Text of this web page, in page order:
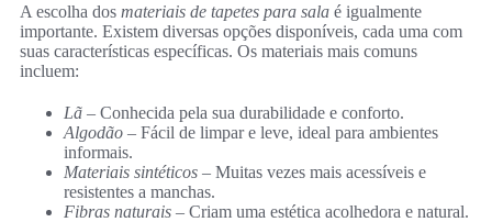
A escolha dos materiais de tapetes para sala é igualmente
importante. Existem diversas opções disponíveis, cada uma com
suas características específicas. Os materiais mais comuns
incluem:
Lã – Conhecida pela sua durabilidade e conforto.
Algodão – Fácil de limpar e leve, ideal para ambientes
informais.
Materiais sintéticos – Muitas vezes mais acessíveis e
resistentes a manchas.
Fibras naturais – Criam uma estética acolhedora e natural.